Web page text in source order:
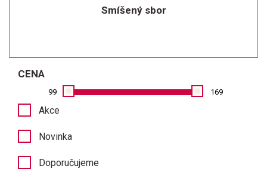
Smíšený sbor
CENA
99 169
Akce
Novinka
Doporučujeme